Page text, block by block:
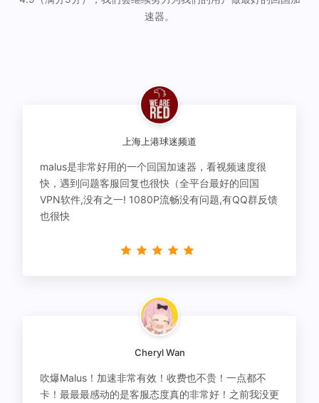
速器。
上海上港球迷频道
malus是非常好用的一个回国加速器，看视频速度很
快，遇到问题客服回复也很快（全平台最好的回国
VPN软件,没有之一! 1080P流畅没有问题,有QQ群反馈
也很快
Cheryl Wan
吹爆Malus！加速非常有效！收费也不贵！一点都不
卡！最最最感动的是客服态度真的非常好！之前我没更